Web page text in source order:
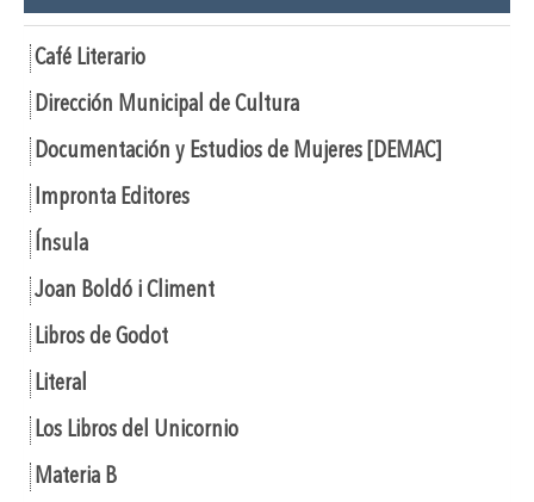
Café Literario
Dirección Municipal de Cultura
Documentación y Estudios de Mujeres [DEMAC]
Impronta Editores
Ínsula
Joan Boldó i Climent
Libros de Godot
Literal
Los Libros del Unicornio
Materia B